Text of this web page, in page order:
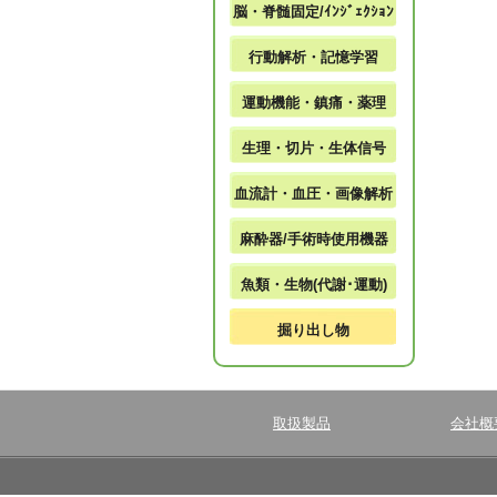
脳・脊髄固定/ｲﾝｼﾞｪｸｼｮﾝ
行動解析・記憶学習
運動機能・鎮痛・薬理
生理・切片・生体信号
血流計・血圧・画像解析
麻酔器/手術時使用機器
魚類・生物(代謝･運動)
掘り出し物
取扱製品 会社概